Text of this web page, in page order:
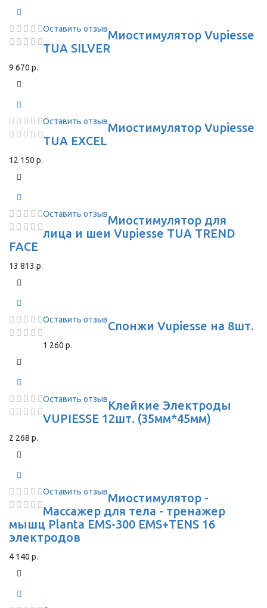
Оставить отзывМиостимулятор Vupiesse
TUA SILVER
9 670 р.
Оставить отзывМиостимулятор Vupiesse
TUA EXCEL
12 150 р.
Оставить отзывМиостимулятор для
лица и шеи Vupiesse TUA TREND
FACE
13 813 р.
Оставить отзывСпонжи Vupiesse на 8шт.
1 260 р.
Оставить отзывКлейкие Электроды
VUPIESSE 12шт. (35мм*45мм)
2 268 р.
Оставить отзывМиостимулятор -
Массажер для тела - тренажер
мышц Planta EMS-300 EMS+TENS 16
электродов
4 140 р.